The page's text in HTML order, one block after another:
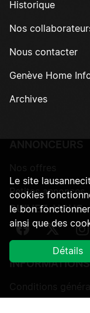
Historique
Nos
Nous contacter
Genève Home
Archives
Petites annonces
SUIVEZ-NOUS
Suivez-
Le site
cookies
le bon
ainsi que des
Détails